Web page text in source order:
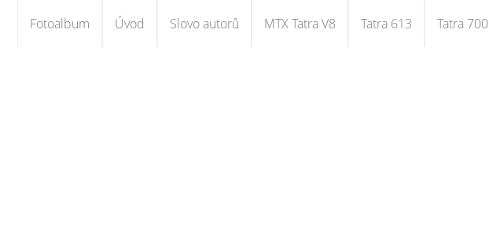
Fotoalbum Úvod Slovo autorů MTX Tatra V8 Tatra 613 Tatra 700